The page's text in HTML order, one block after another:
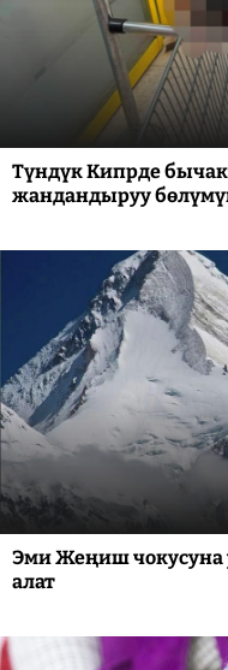
Түндүк Кипрде
жандандыруу
Эми Жеңиш чокусуна
алат